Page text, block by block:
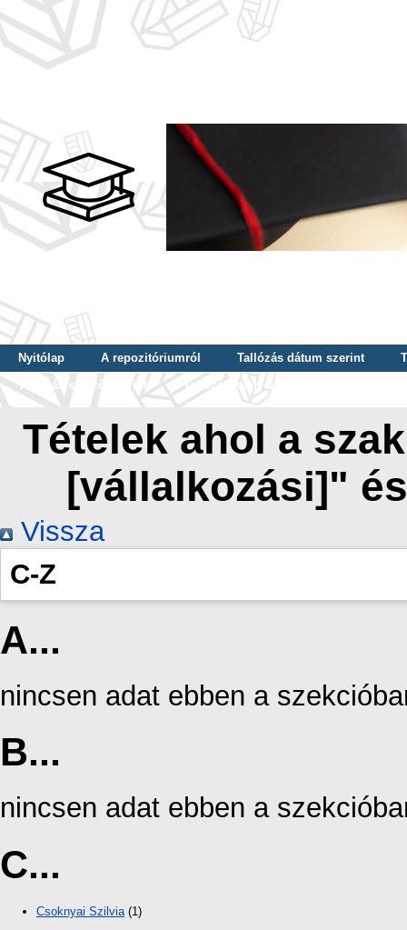
Nyitólap A repozitóriumról Tallózás dátum szerint
Tallózás szerző szerint
Tallózás nyelv szerint
Tételek ahol a
[vállalkozási]"
Vissza
C-Z
A...
nincsen adat ebben a
B...
nincsen adat ebben a
C...
Csoknyai Szilvia (1)